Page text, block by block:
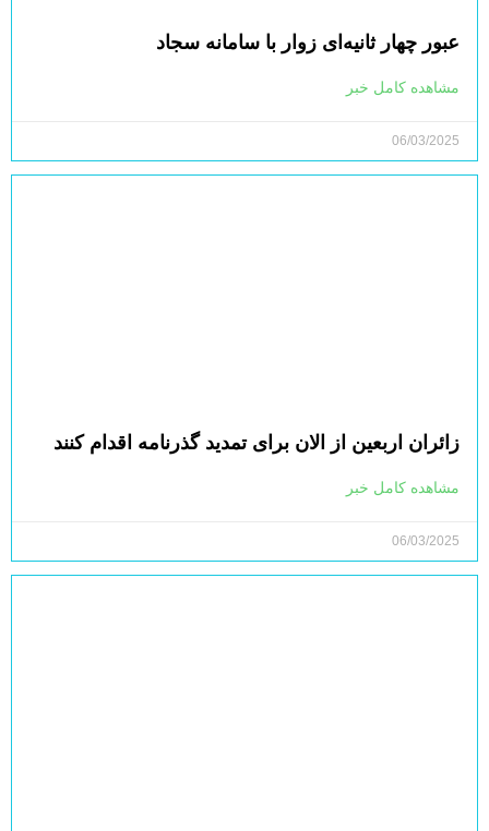
عبور چهار ثانیه‌ای زوار با سامانه سجاد
مشاهده کامل خبر
06/03/2025
زائران اربعین از الان برای تمدید گذرنامه اقدام کنند
مشاهده کامل خبر
06/03/2025